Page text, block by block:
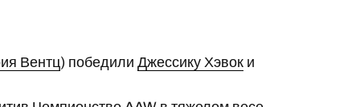
Вентц) победилиДжессику Хэвок и